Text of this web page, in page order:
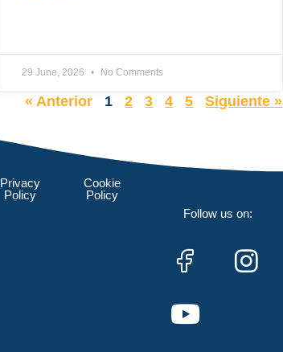
29 June, 2026 No Comments
« Anterior 1 2 3 4 5 Siguiente »
Privacy
Policy
Cookie
Policy
Follow us on: